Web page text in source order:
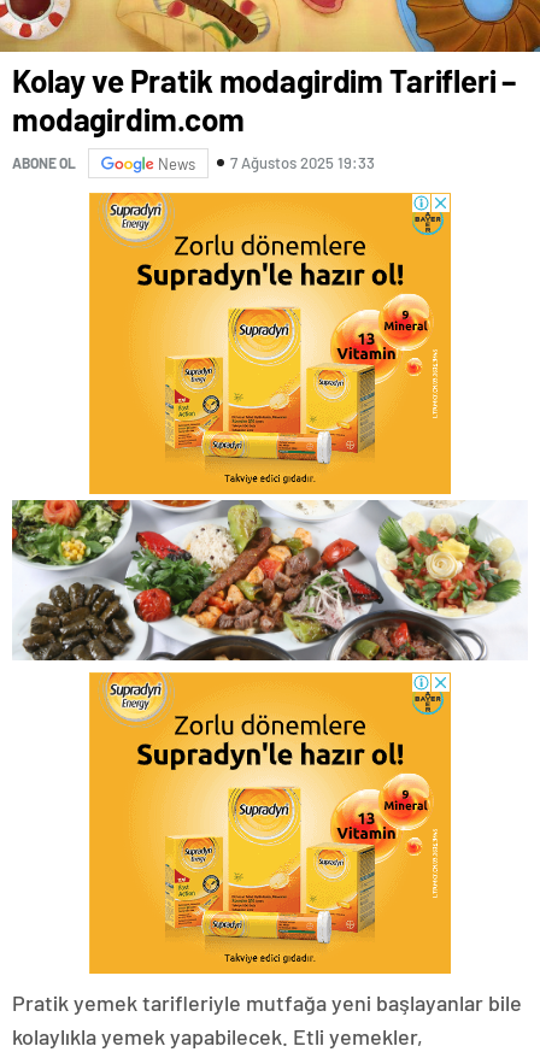
Kolay ve Pratik modagirdim Tarifleri –
modagirdim.com
ABONE OL News 7 Ağustos 2025 19:33
Pratik yemek tarifleriyle mutfağa yeni başlayanlar bile
kolaylıkla yemek yapabilecek. Etli yemekler,